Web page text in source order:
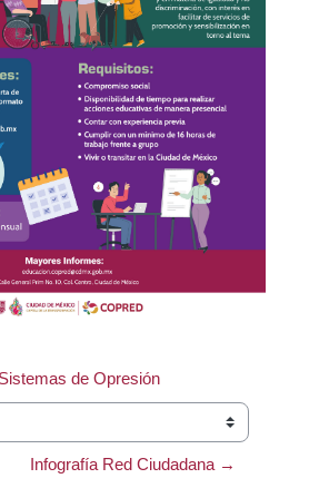
de Opresión
Infografía Red Ciudadana →